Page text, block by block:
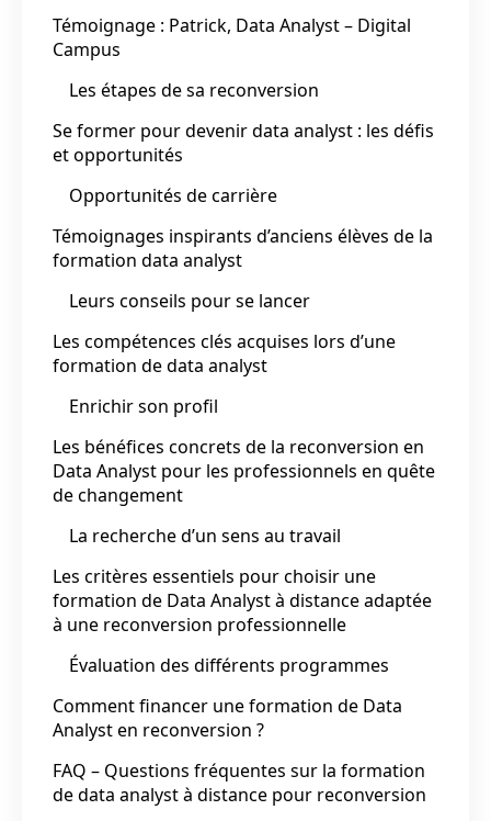
Témoignage : Patrick, Data Analyst – Digital
Campus
Les étapes de sa reconversion
Se former pour devenir data analyst : les défis
et opportunités
Opportunités de carrière
Témoignages inspirants d’anciens élèves de la
formation data analyst
Leurs conseils pour se lancer
Les compétences clés acquises lors d’une
formation de data analyst
Enrichir son profil
Les bénéfices concrets de la reconversion en
Data Analyst pour les professionnels en quête
de changement
La recherche d’un sens au travail
Les critères essentiels pour choisir une
formation de Data Analyst à distance adaptée
à une reconversion professionnelle
Évaluation des différents programmes
Comment financer une formation de Data
Analyst en reconversion ?
FAQ – Questions fréquentes sur la formation
de data analyst à distance pour reconversion